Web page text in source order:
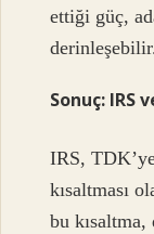
ettiği güç,
Sonuç: IRS
IRS,
kısaltması
bu